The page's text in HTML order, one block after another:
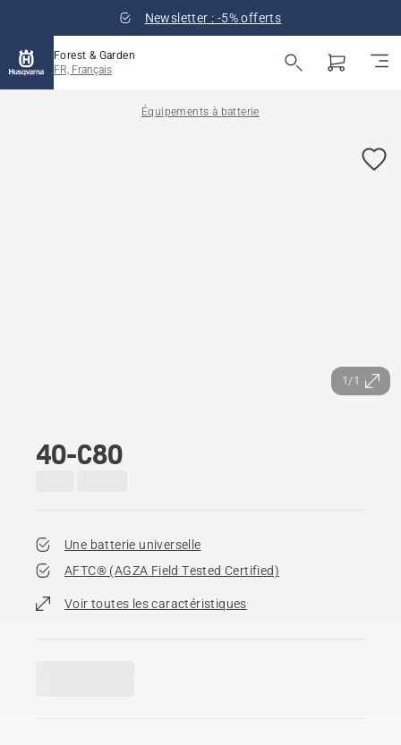
Newsletter : -5% offerts
Forest & Garden
FR, Français
Équipements à batterie
1/1
40-C80
Une batterie universelle
AFTC® (AGZA Field Tested Certified)​
Voir toutes les caractéristiques